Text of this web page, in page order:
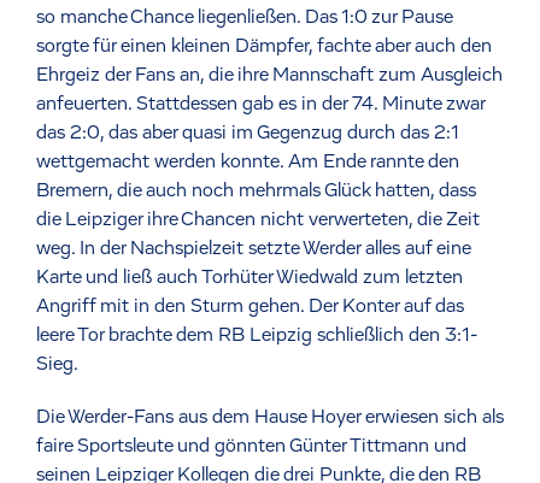
so manche Chance liegenließen. Das 1:0 zur Pause
sorgte für einen kleinen Dämpfer, fachte aber auch den
Ehrgeiz der Fans an, die ihre Mannschaft zum Ausgleich
anfeuerten. Stattdessen gab es in der 74. Minute zwar
das 2:0, das aber quasi im Gegenzug durch das 2:1
wettgemacht werden konnte. Am Ende rannte den
Bremern, die auch noch mehrmals Glück hatten, dass
die Leipziger ihre Chancen nicht verwerteten, die Zeit
weg. In der Nachspielzeit setzte Werder alles auf eine
Karte und ließ auch Torhüter Wiedwald zum letzten
Angriff mit in den Sturm gehen. Der Konter auf das
leere Tor brachte dem RB Leipzig schließlich den 3:1-
Sieg.
Die Werder-Fans aus dem Hause Hoyer erwiesen sich als
faire Sportsleute und gönnten Günter Tittmann und
seinen Leipziger Kollegen die drei Punkte, die den RB